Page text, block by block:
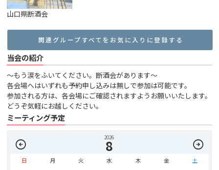
山口県断酒会
関連グループすべてをお気に入りに登録する
当会の紹介
〜もう涙をふいてください。断酒会があります〜
各会場へはいずれも予約申し込みは無しで参加は可能です。
参加される方は、各会場にご確認されますようお願いいたします。
どうぞ気軽にお越しください。
ミーティング予定
arrow_circle_left 2026
8 arrow_circle_right
日 月 火 水 木 金 土